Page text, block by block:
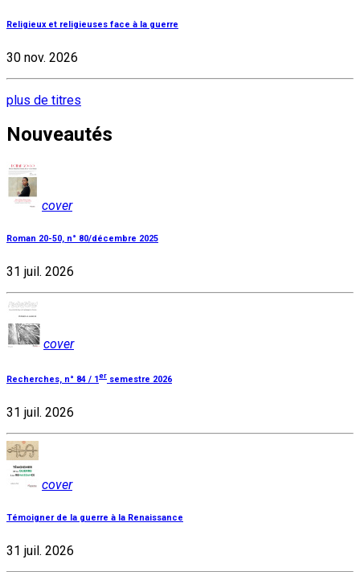
Religieux et religieuses face à la guerre
30 nov. 2026
plus de titres
Nouveautés
cover
Roman 20-50, n° 80/décembre 2025
31 juil. 2026
cover
Recherches, n° 84 / 1er semestre 2026
31 juil. 2026
cover
Témoigner de la guerre à la Renaissance
31 juil. 2026